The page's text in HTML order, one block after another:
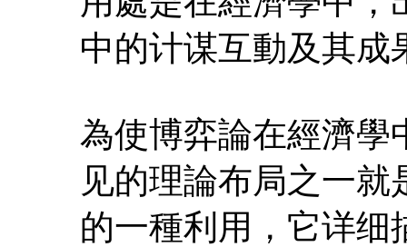
中的计谋互動及其成
為使博弈論在經濟學
见的理論布局之一
的一種利用，它详细